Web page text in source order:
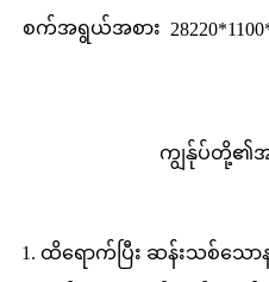
စက်အရွယ်အစား
ကျွန်ုပ်တို့၏အာ
1. ထိရောက်ပြီး ဆန်းသစ်သောန